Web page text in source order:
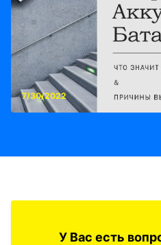
7/30/2022
У Вас есть